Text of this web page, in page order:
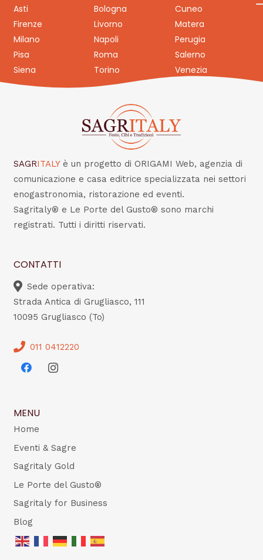
Asti Bologna
Cuneo
Firenze
Livorno
Matera
Milano
Napoli
Perugia
Pisa
Roma
Salerno
Siena
Torino Venezia
SAGRITALY è un progetto di ORIGAMI Web, agenzia di
comunicazione e casa editrice specializzata nei settori
enogastronomia, ristorazione ed eventi.
Sagritaly® e Le Porte del Gusto® sono marchi
registrati. Tutti i diritti riservati.
CONTATTI
Sede operativa:
Strada Antica di Grugliasco, 111
10095 Grugliasco (To)
011 0412220
MENU
Home
Eventi & Sagre
Sagritaly Gold
Le Porte del Gusto®
Sagritaly for Business
Blog